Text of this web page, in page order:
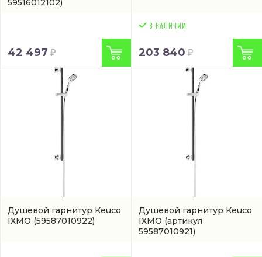
59516012102)
42 497 203 840
Душевой гарнитур Keuco
IXMO (59587010922)
Душевой гарнитур Keuco
IXMO (артикул
59587010921)